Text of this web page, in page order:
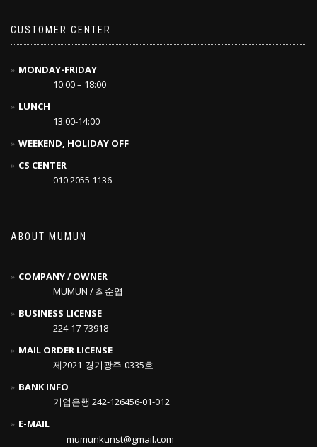
CUSTOMER CENTER
MONDAY-FRIDAY
10:00 – 18:00
LUNCH
13:00-14:00
WEEKEND, HOLIDAY OFF
CS CENTER
010 2055 1136
ABOUT MUMUN
COMPANY / OWNER
MUMUN / 최순엽
BUSINESS LICENSE
224-17-73918
MAIL ORDER LICENSE
제2021-경기광주-0335호
BANK INFO
기업은행 242-126456-01-012
E-MAIL
mumunkunst@gmail.com